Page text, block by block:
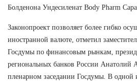
Болденона Ундесиленат Body Pharm
Законопроект позволяет более гибко
иностранной валюте, отметил
Госдумы по финансовым рынкам,
региональных банков России Анатолий
пленарном заседании Госдумы. В